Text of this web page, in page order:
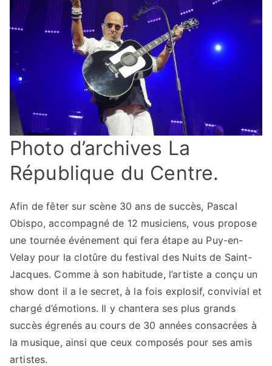
Photo d’archives La
République du Centre.
Afin de fêter sur scène 30 ans de succès, Pascal
Obispo, accompagné de 12 musiciens, vous propose
une tournée événement qui fera étape au Puy-en-
Velay pour la clotûre du festival des Nuits de Saint-
Jacques. Comme à son habitude, l’artiste a conçu un
show dont il a le secret, à la fois explosif, convivial et
chargé d’émotions. Il y chantera ses plus grands
succès égrenés au cours de 30 années consacrées à
la musique, ainsi que ceux composés pour ses amis
artistes.